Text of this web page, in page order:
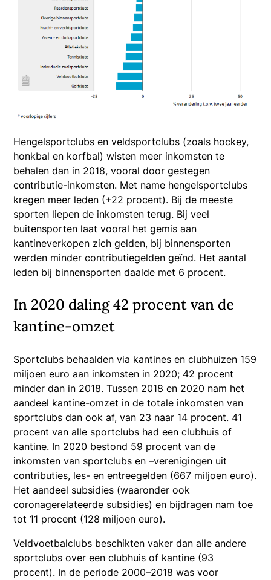
Hengelsportclubs en veldsportclubs (zoals hockey,
honkbal en korfbal) wisten meer inkomsten te
behalen dan in 2018, vooral door gestegen
contributie-inkomsten. Met name hengelsportclubs
kregen meer leden (+22 procent). Bij de meeste
sporten liepen de inkomsten terug. Bij veel
buitensporten laat vooral het gemis aan
kantineverkopen zich gelden, bij binnensporten
werden minder contributiegelden geïnd. Het aantal
leden bij binnensporten daalde met 6 procent.
In 2020 daling 42 procent van de
kantine-omzet
Sportclubs behaalden via kantines en clubhuizen 159
miljoen euro aan inkomsten in 2020; 42 procent
minder dan in 2018. Tussen 2018 en 2020 nam het
aandeel kantine-omzet in de totale inkomsten van
sportclubs dan ook af, van 23 naar 14 procent. 41
procent van alle sportclubs had een clubhuis of
kantine. In 2020 bestond 59 procent van de
inkomsten van sportclubs en –verenigingen uit
contributies, les- en entreegelden (667 miljoen euro).
Het aandeel subsidies (waaronder ook
coronagerelateerde subsidies) en bijdragen nam toe
tot 11 procent (128 miljoen euro).
Veldvoetbalclubs beschikten vaker dan alle andere
sportclubs over een clubhuis of kantine (93
procent). In de periode 2000–2018 was voor